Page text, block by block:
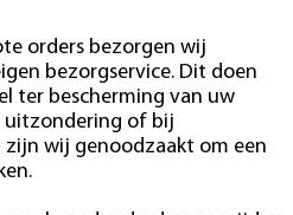
orders bezorgen wij
bezorgservice. Dit doen
ter bescherming van uw
uitzondering of bij
wij genoodzaakt om een